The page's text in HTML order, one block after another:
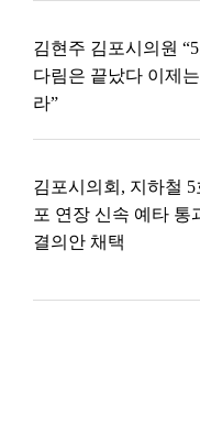
김현주 김포시의원 “5
다림은 끝났다 이제
라”
김포시의회, 지하철 5
포 연장 신속 예타 통
결의안 채택